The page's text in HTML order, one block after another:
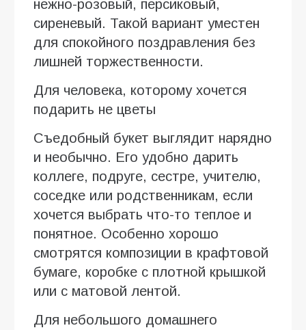
нежно-розовый, персиковый,
сиреневый. Такой вариант уместен
для спокойного поздравления без
лишней торжественности.
Для человека, которому хочется
подарить не цветы
Съедобный букет выглядит нарядно
и необычно. Его удобно дарить
коллеге, подруге, сестре, учителю,
соседке или родственникам, если
хочется выбрать что-то теплое и
понятное. Особенно хорошо
смотрятся композиции в крафтовой
бумаге, коробке с плотной крышкой
или с матовой лентой.
Для небольшого домашнего